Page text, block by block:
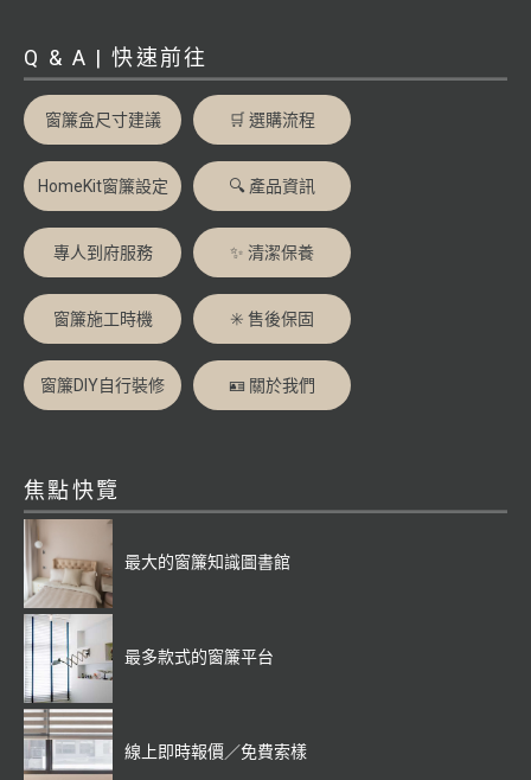
Q & A | 快速前往
窗簾盒尺寸建議 🛒 選購流程
HomeKit窗簾設定 🔍 產品資訊
專人到府服務 ✨ 清潔保養
窗簾施工時機 ✳️ 售後保固
窗簾DIY自行裝修 🪪 關於我們
焦點快覽
最大的窗簾知識圖書館
最多款式的窗簾平台
線上即時報價／免費索樣